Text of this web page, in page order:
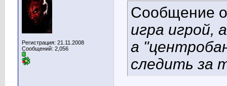
Регистрация: 21.11.2008
Сообщений: 2,056
Сообщение
игра игрой,
а
следить за